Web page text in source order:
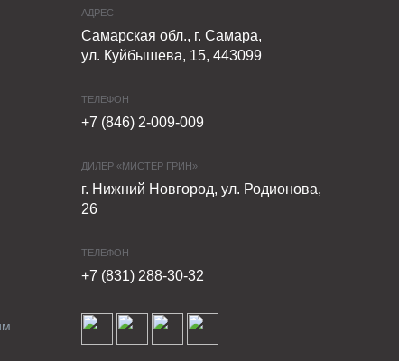
АДРЕС
Самарская обл., г. Самара,
ул. Куйбышева, 15, 443099
ТЕЛЕФОН
+7 (846) 2-009-009
ДИЛЕР «МИСТЕР ГРИН»
г. Нижний Новгород, ул. Родионова,
26
ТЕЛЕФОН
+7 (831) 288-30-32